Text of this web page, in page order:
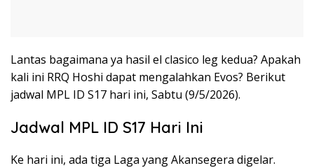
Lantas bagaimana ya hasil el clasico leg kedua? Apakah
kali ini RRQ Hoshi dapat mengalahkan Evos? Berikut
jadwal MPL ID S17 hari ini, Sabtu (9/5/2026).
Jadwal MPL ID S17 Hari Ini
Ke hari ini, ada tiga Laga yang Akansegera digelar.